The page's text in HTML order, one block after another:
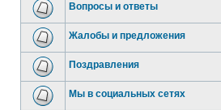
Вопросы и ответы
Жалобы и предложения
Поздравления
Мы в социальных сетях